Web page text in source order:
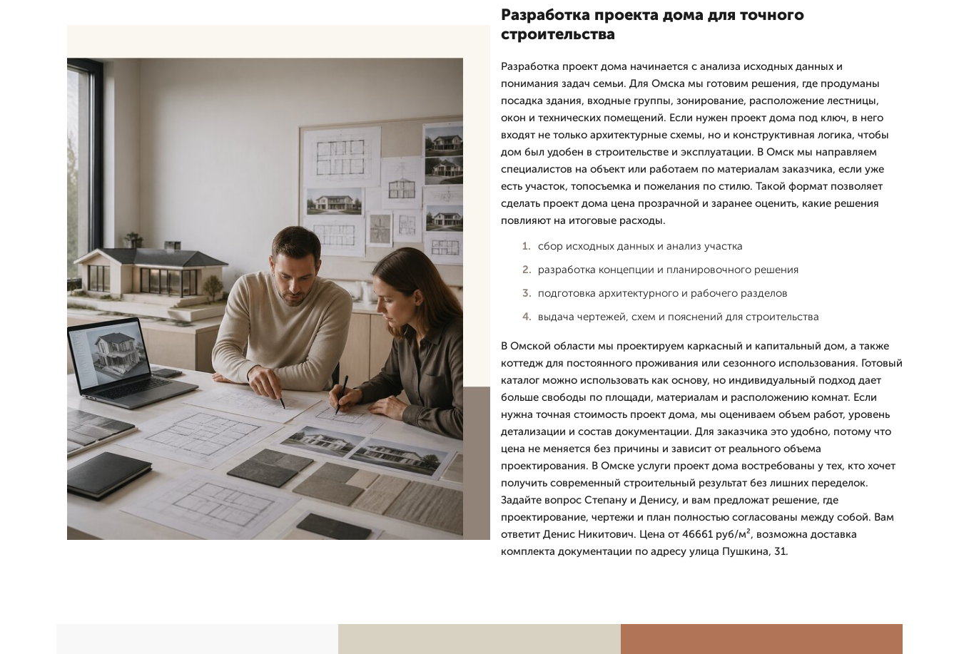
Разработка проекта дома для точного
строительства
Разработка проект дома начинается с анализа исходных данных и
понимания задач семьи. Для Омска мы готовим решения, где продуманы
посадка здания, входные группы, зонирование, расположение лестницы,
окон и технических помещений. Если нужен проект дома под ключ, в него
входят не только архитектурные схемы, но и конструктивная логика, чтобы
дом был удобен в строительстве и эксплуатации. В Омск мы направляем
специалистов на объект или работаем по материалам заказчика, если уже
есть участок, топосъемка и пожелания по стилю. Такой формат позволяет
сделать проект дома цена прозрачной и заранее оценить, какие решения
повлияют на итоговые расходы.
сбор исходных данных и анализ участка
разработка концепции и планировочного решения
подготовка архитектурного и рабочего разделов
выдача чертежей, схем и пояснений для строительства
В Омской области мы проектируем каркасный и капитальный дом, а также
коттедж для постоянного проживания или сезонного использования. Готовый
каталог можно использовать как основу, но индивидуальный подход дает
больше свободы по площади, материалам и расположению комнат. Если
нужна точная стоимость проект дома, мы оцениваем объем работ, уровень
детализации и состав документации. Для заказчика это удобно, потому что
цена не меняется без причины и зависит от реального объема
проектирования. В Омске услуги проект дома востребованы у тех, кто хочет
получить современный строительный результат без лишних переделок.
Задайте вопрос Степану и Денису, и вам предложат решение, где
проектирование, чертежи и план полностью согласованы между собой. Вам
ответит Денис Никитович. Цена от 46661 руб/м², возможна доставка
комплекта документации по адресу улица Пушкина, 31.